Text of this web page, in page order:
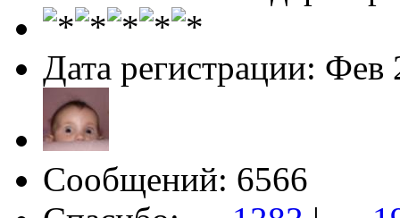
Дата регистрации: Фев
Сообщений: 6566